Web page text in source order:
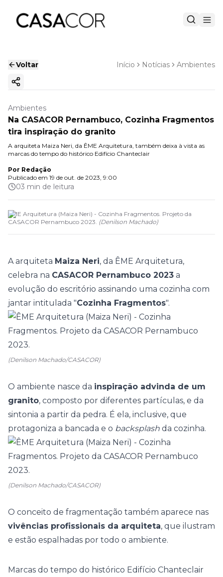
Voltar Início Notícias Ambientes
Copiar link
Ambientes
Na CASACOR Pernambuco, Cozinha Fragmentos
tira inspiração do granito
A arquiteta Maiza Neri, da ÊME Arquitetura, também deixa à vista as
marcas do tempo do histórico Edifício Chanteclair
Por Redação
Publicado em 19 de out. de 2023, 9:00
03 min de leitura
ÊME Arquitetura (Maiza Neri) - Cozinha Fragmentos. Projeto da
CASACOR Pernambuco 2023. (Denilson Machado)
A arquiteta Maiza Neri, da ÊME Arquitetura,
celebra na CASACOR Pernambuco 2023 a
evolução do escritório assinando uma cozinha com
jantar intitulada "Cozinha Fragmentos".
(Denilson Machado/CASACOR)
O ambiente nasce da inspiração advinda de um
granito, composto por diferentes partículas, e da
sintonia a partir da pedra. É ela, inclusive, que
protagoniza a bancada e o backsplash da cozinha.
(Denilson Machado/CASACOR)
O conceito de fragmentação também aparece nas
vivências profissionais da arquiteta, que ilustram
e estão espalhadas por todo o ambiente.
Marcas do tempo do histórico Edifício Chanteclair